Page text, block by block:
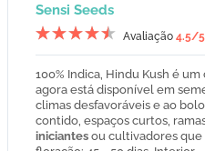
Sensi Seeds
Avaliação 4.5/5
100% Indica, Hindu Kush é
agora está disponível em
climas desfavoráveis e ao
contido, espaços curtos,
iniciantes ou cultivadores